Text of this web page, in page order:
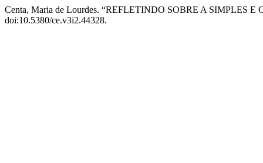
Centa, Maria de Lourdes. “REFLETINDO SOBRE A SIMPLES
doi:10.5380/ce.v3i2.44328.